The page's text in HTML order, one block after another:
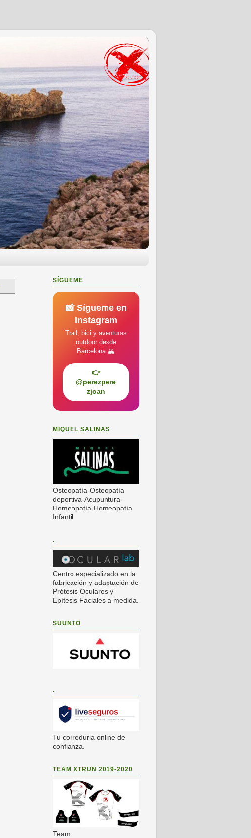
SÍGUEME
📸 Sígueme en
Instagram
Trail, bici y aventuras
outdoor desde
Barcelona 🏔️
👉
@perezpere
zjoan
MIQUEL SALINAS
Osteopatía-Osteopatía
deportiva-Acupuntura-
Homeopatía-Homeopatía
Infantil
.
Centro especializado en la
fabricación y adaptación de
Prótesis Oculares y
Epítesis Faciales a medida.
SUUNTO
.
Tu correduria online de
confianza.
TEAM XTRUN 2019-2020
Team